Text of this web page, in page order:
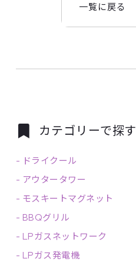
一覧に戻る
カテゴリーで探す
- ドライクール
- アウタータワー
- モスキートマグネット
- BBQグリル
- LPガスネットワーク
- LPガス発電機